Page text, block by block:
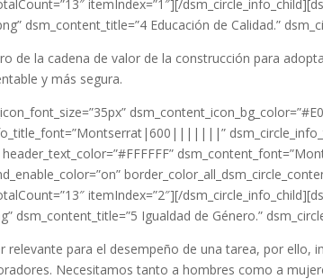
itemIndex=”1″][/
dsm_content_title=”4 Educación de Calidad.”
de la cadena de valor de la construcción para
y más segura.
itemIndex=”2″][/
dsm_content_title=”5 Igualdad de Género.”
relevante para el desempeño de una tarea, por
Necesitamos tanto a hombres como a